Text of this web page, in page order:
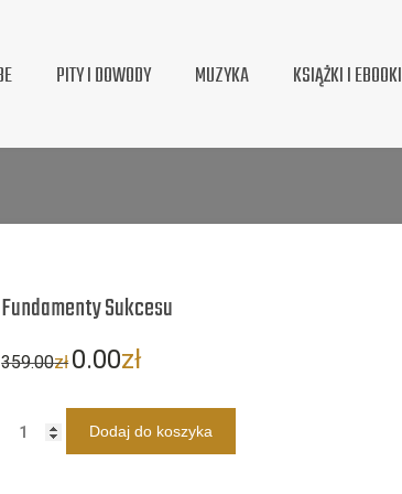
PITY I DOWODY MUZYKA KSIĄŻKI I EBOOKI
Fundamenty Sukcesu
359.00zł
Pierwotna
wynosiła:
359.00zł.
0.00zł
wynosi:
0.00zł.
Dodaj do koszyka